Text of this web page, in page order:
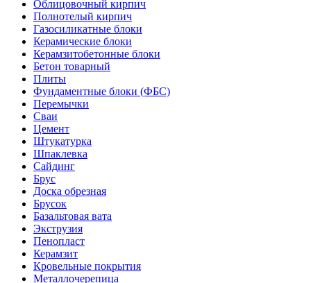
Облицовочный кирпич
Полнотелый кирпич
Газосиликатные блоки
Керамические блоки
Керамзитобетонные блоки
Бетон товарный
Плиты
Фундаментные блоки (ФБС)
Перемычки
Сваи
Цемент
Штукатурка
Шпаклевка
Сайдинг
Брус
Доска обрезная
Брусок
Базальтовая вата
Экструзия
Пенопласт
Керамзит
Кровельные покрытия
Металлочерепица